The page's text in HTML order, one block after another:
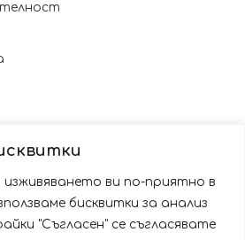
ви по-приятно в
бисквитки за анализ
"Съгласен" се съгласявате